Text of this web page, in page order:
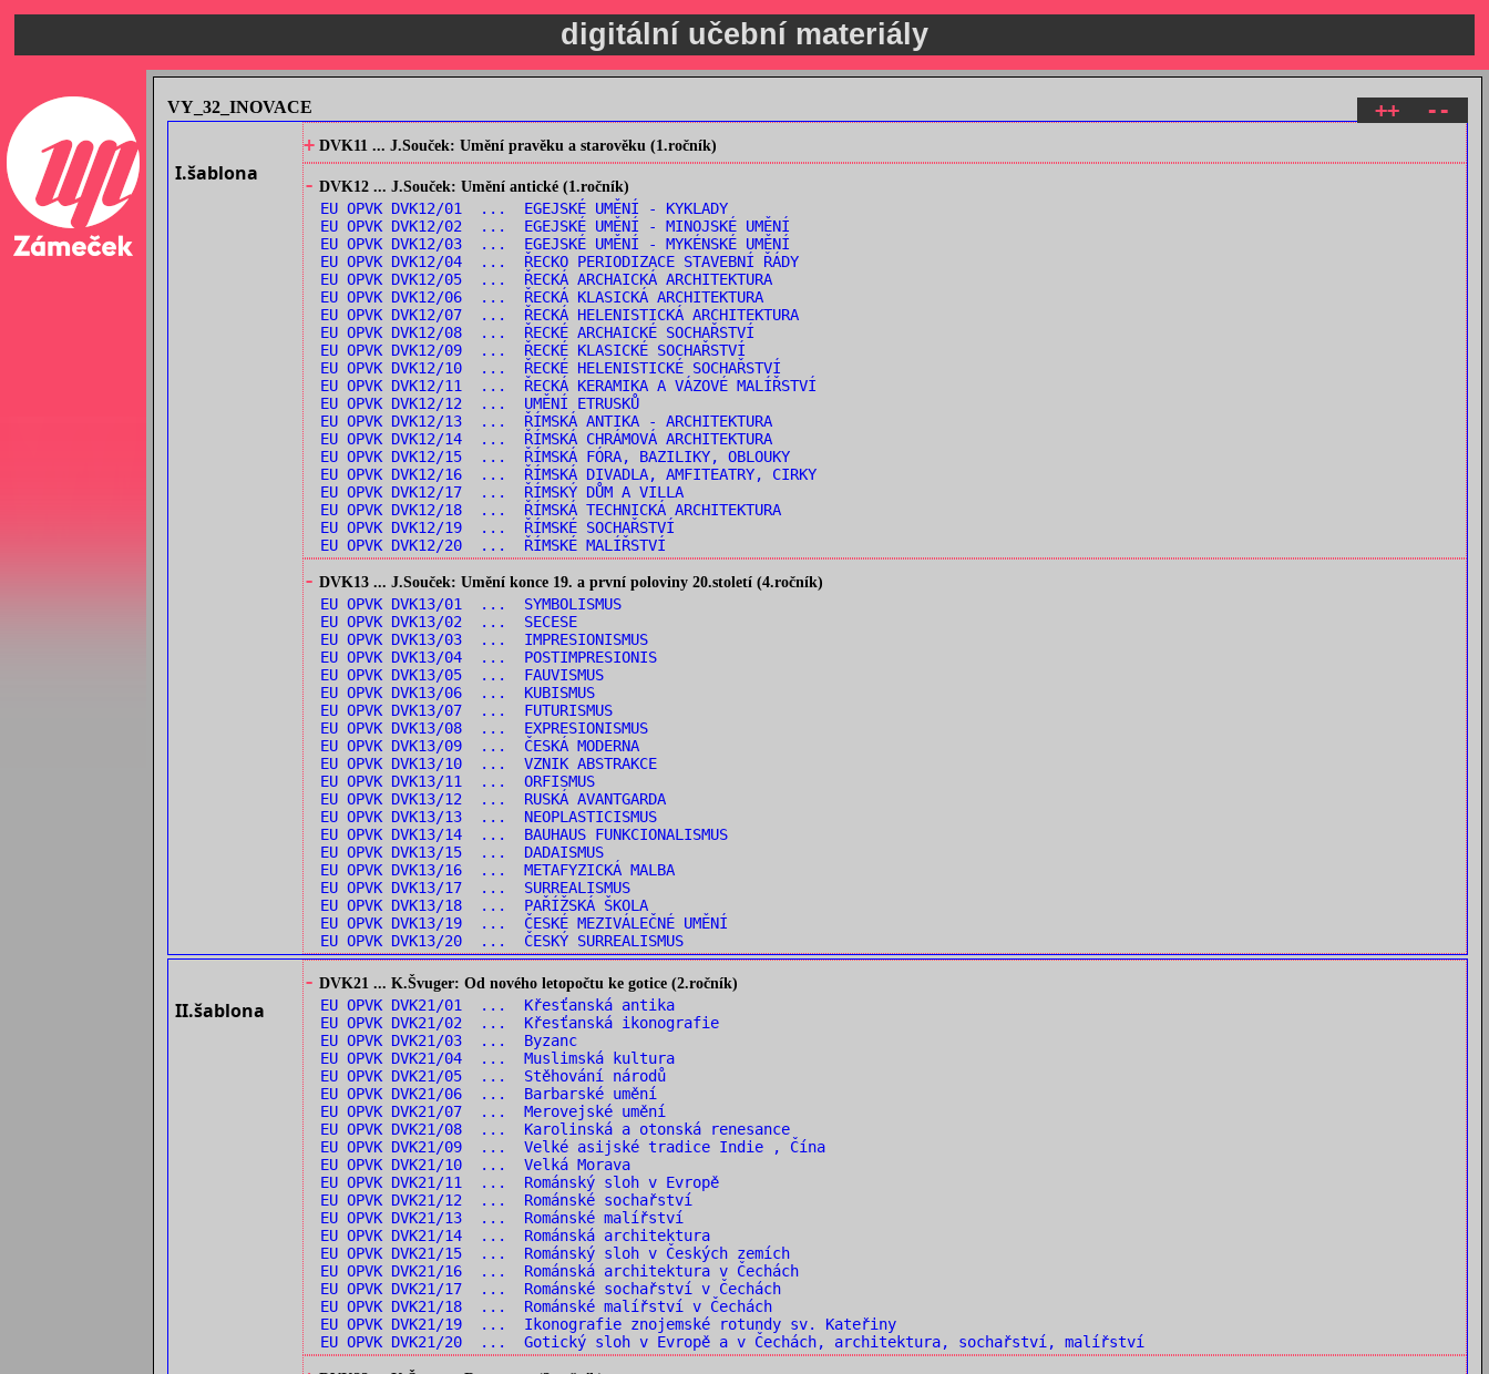
digitální učební materiály
++ --
VY_32_INOVACE
I.šablona
+ DVK11 ... J.Souček: Umění pravěku a starověku (1.ročník)
- DVK12 ... J.Souček: Umění antické (1.ročník)
EU OPVK DVK12/01 ... EGEJSKÉ UMĚNÍ - KYKLADY
EU OPVK DVK12/02 ... EGEJSKÉ UMĚNÍ - MINOJSKÉ UMĚNÍ
EU OPVK DVK12/03 ... EGEJSKÉ UMĚNÍ - MYKÉNSKÉ UMĚNÍ
EU OPVK DVK12/04 ... ŘECKO PERIODIZACE STAVEBNÍ ŘÁDY
EU OPVK DVK12/05 ... ŘECKÁ ARCHAICKÁ ARCHITEKTURA
EU OPVK DVK12/06 ... ŘECKÁ KLASICKÁ ARCHITEKTURA
EU OPVK DVK12/07 ... ŘECKÁ HELENISTICKÁ ARCHITEKTURA
EU OPVK DVK12/08 ... ŘECKÉ ARCHAICKÉ SOCHAŘSTVÍ
EU OPVK DVK12/09 ... ŘECKÉ KLASICKÉ SOCHAŘSTVÍ
EU OPVK DVK12/10 ... ŘECKÉ HELENISTICKÉ SOCHAŘSTVÍ
EU OPVK DVK12/11 ... ŘECKÁ KERAMIKA A VÁZOVÉ MALÍŘSTVÍ
EU OPVK DVK12/12 ... UMĚNÍ ETRUSKŮ
EU OPVK DVK12/13 ... ŘÍMSKÁ ANTIKA - ARCHITEKTURA
EU OPVK DVK12/14 ... ŘÍMSKÁ CHRÁMOVÁ ARCHITEKTURA
EU OPVK DVK12/15 ... ŘÍMSKÁ FÓRA, BAZILIKY, OBLOUKY
EU OPVK DVK12/16 ... ŘÍMSKÁ DIVADLA, AMFITEATRY, CIRKY
EU OPVK DVK12/17 ... ŘÍMSKÝ DŮM A VILLA
EU OPVK DVK12/18 ... ŘÍMSKÁ TECHNICKÁ ARCHITEKTURA
EU OPVK DVK12/19 ... ŘÍMSKÉ SOCHAŘSTVÍ
EU OPVK DVK12/20 ... ŘÍMSKÉ MALÍŘSTVÍ
- DVK13 ... J.Souček: Umění konce 19. a první poloviny 20.století (4.ročník)
EU OPVK DVK13/01 ... SYMBOLISMUS
EU OPVK DVK13/02 ... SECESE
EU OPVK DVK13/03 ... IMPRESIONISMUS
EU OPVK DVK13/04 ... POSTIMPRESIONIS
EU OPVK DVK13/05 ... FAUVISMUS
EU OPVK DVK13/06 ... KUBISMUS
EU OPVK DVK13/07 ... FUTURISMUS
EU OPVK DVK13/08 ... EXPRESIONISMUS
EU OPVK DVK13/09 ... ČESKÁ MODERNA
EU OPVK DVK13/10 ... VZNIK ABSTRAKCE
EU OPVK DVK13/11 ... ORFISMUS
EU OPVK DVK13/12 ... RUSKÁ AVANTGARDA
EU OPVK DVK13/13 ... NEOPLASTICISMUS
EU OPVK DVK13/14 ... BAUHAUS FUNKCIONALISMUS
EU OPVK DVK13/15 ... DADAISMUS
EU OPVK DVK13/16 ... METAFYZICKÁ MALBA
EU OPVK DVK13/17 ... SURREALISMUS
EU OPVK DVK13/18 ... PAŘÍŽSKÁ ŠKOLA
EU OPVK DVK13/19 ... ČESKÉ MEZIVÁLEČNÉ UMĚNÍ
EU OPVK DVK13/20 ... ČESKÝ SURREALISMUS
II.šablona
- DVK21 ... K.Švuger: Od nového letopočtu ke gotice (2.ročník)
EU OPVK DVK21/01 ... Křesťanská antika
EU OPVK DVK21/02 ... Křesťanská ikonografie
EU OPVK DVK21/03 ... Byzanc
EU OPVK DVK21/04 ... Muslimská kultura
EU OPVK DVK21/05 ... Stěhování národů
EU OPVK DVK21/06 ... Barbarské umění
EU OPVK DVK21/07 ... Merovejské umění
EU OPVK DVK21/08 ... Karolinská a otonská renesance
EU OPVK DVK21/09 ... Velké asijské tradice Indie , Čína
EU OPVK DVK21/10 ... Velká Morava
EU OPVK DVK21/11 ... Románský sloh v Evropě
EU OPVK DVK21/12 ... Románské sochařství
EU OPVK DVK21/13 ... Románské malířství
EU OPVK DVK21/14 ... Románská architektura
EU OPVK DVK21/15 ... Románský sloh v Českých zemích
EU OPVK DVK21/16 ... Románská architektura v Čechách
EU OPVK DVK21/17 ... Románské sochařství v Čechách
EU OPVK DVK21/18 ... Románské malířství v Čechách
EU OPVK DVK21/19 ... Ikonografie znojemské rotundy sv. Kateřiny
EU OPVK DVK21/20 ... Gotický sloh v Evropě a v Čechách, architektura, sochařství, malířství